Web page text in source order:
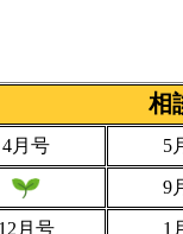
相
4月号 5
9
12月号
1